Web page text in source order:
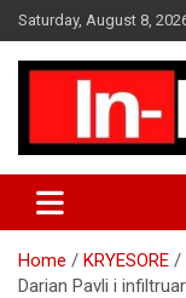
k
Saturday, August 8,
Home
KRYESORE
Darian Pavli i